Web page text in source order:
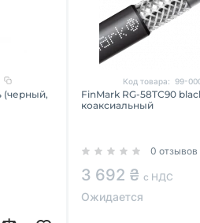
(черный,
Код товара: 99-
FinMark RG-58TC90
коаксиальный
0 отзывов
3 692 ₴ с НДС
Ожидается